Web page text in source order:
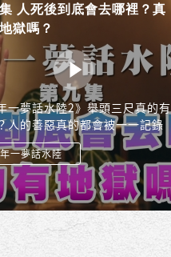
人死後到底會去哪裡？真
獄嗎？
一夢話水陸2》舉頭三尺真的有
人的善惡真的都會被一一記錄
？行走的維基百科─高老師，
世代孟柔，以兩代人的視角，
越時空，揭開水陸法會的神秘
一夢話水陸